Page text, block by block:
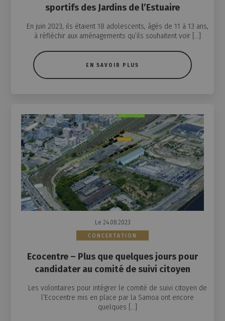
sportifs des Jardins de l’Estuaire
En juin 2023, ils étaient 18 adolescents, âgés de 11 à 13 ans,
à réfléchir aux aménagements qu’ils souhaitent voir […]
EN SAVOIR PLUS
Le 24.08.2023
CONCERTATION
Ecocentre – Plus que quelques jours pour
candidater au comité de suivi citoyen
Les volontaires pour intégrer le comité de suivi citoyen de
l’Ecocentre mis en place par la Samoa ont encore
quelques […]